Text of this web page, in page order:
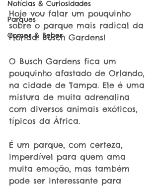
Notícias & Curiosidades
Parques
Comer & Beber
Hoje vou falar um pouquinho
sobre o parque mais radical da
Florida: Busch Gardens!
O Busch Gardens fica um
pouquinho afastado de Orlando,
na cidade de Tampa. Ele é uma
mistura de muita adrenalina
com diversos animais exóticos,
típicos da África.
É um parque, com certeza,
imperdível para quem ama
muita emoção, mas também
pode ser interessante para